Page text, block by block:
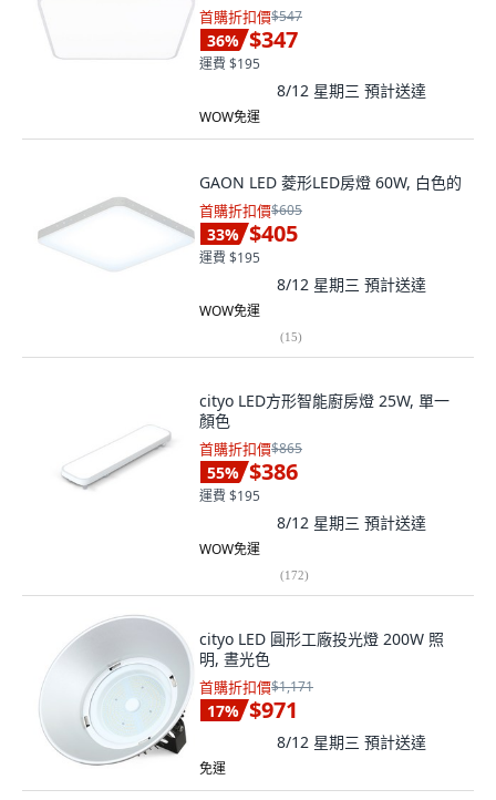
首購折扣價$547
36% $347
運費 $195
8/12 星期三 預計送達
WOW免運
GAON LED 菱形LED房燈 60W, 白色的
首購折扣價$605
33% $405
運費 $195
8/12 星期三 預計送達
WOW免運
(15)
cityo LED方形智能廚房燈 25W, 單一
顏色
首購折扣價$865
55% $386
運費 $195
8/12 星期三 預計送達
WOW免運
(172)
cityo LED 圓形工廠投光燈 200W 照
明, 晝光色
首購折扣價$1,171
17% $971
8/12 星期三 預計送達
免運